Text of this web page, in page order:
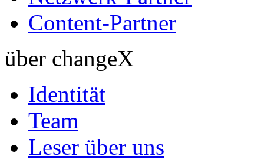
Content-Partner
über changeX
Identität
Team
Leser über uns